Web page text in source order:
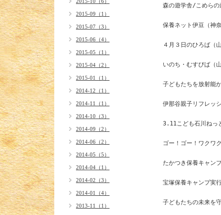
森の遊学舎/こめらの
保養ネット伊豆（神
４月３日のひろば（
いのち・むすびば（
子どもたちを放射能
伊那谷親子リフレッ
3.11こども石川ねっ
ゴー！ゴー！ワクワ
たかつき保養キャン
宝塚保養キャンプ実
子どもたちの未来を
2015-09（1）
2015-07（3）
2015-06（4）
2015-05（1）
2015-04（2）
2015-01（1）
2014-12（1）
2014-11（1）
2014-10（3）
2014-09（2）
2014-06（2）
2014-05（5）
2014-04（1）
2014-02（3）
2014-01（4）
2013-11（1）